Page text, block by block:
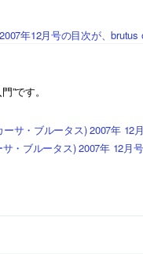
年12月号の目次が、brutus
”です。
・ブルータス) 2007年 12月